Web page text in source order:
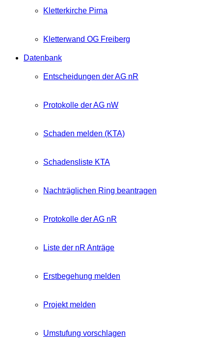
Kletterkirche Pirna
Kletterwand OG Freiberg
Datenbank
Entscheidungen der AG nR
Protokolle der AG nW
Schaden melden (KTA)
Schadensliste KTA
Nachträglichen Ring beantragen
Protokolle der AG nR
Liste der nR Anträge
Erstbegehung melden
Projekt melden
Umstufung vorschlagen